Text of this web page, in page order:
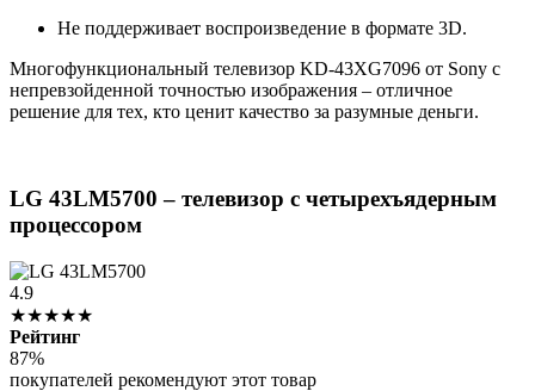
Не поддерживает воспроизведение в формате 3D.
Многофункциональный телевизор KD-43XG7096 от Sony с
непревзойденной точностью изображения – отличное
решение для тех, кто ценит качество за разумные деньги.
LG 43LM5700 – телевизор с четырехъядерным
процессором
4.9
★★★★★
Рейтинг
87%
покупателей рекомендуют этот товар